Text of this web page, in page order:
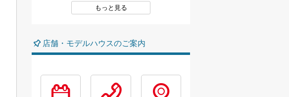
もっと見る
店舗・モデルハウスのご案内